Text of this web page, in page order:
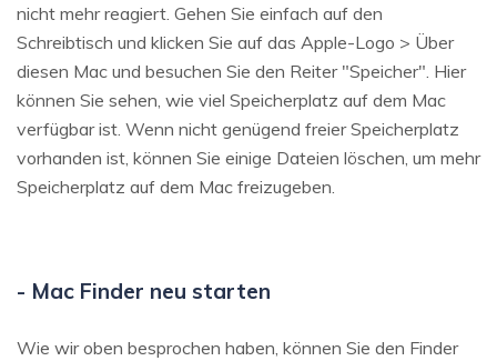
nicht mehr reagiert. Gehen Sie einfach auf den
Schreibtisch und klicken Sie auf das Apple-Logo > Über
diesen Mac und besuchen Sie den Reiter "Speicher". Hier
können Sie sehen, wie viel Speicherplatz auf dem Mac
verfügbar ist. Wenn nicht genügend freier Speicherplatz
vorhanden ist, können Sie einige Dateien löschen, um mehr
Speicherplatz auf dem Mac freizugeben.
- Mac Finder neu starten
Wie wir oben besprochen haben, können Sie den Finder